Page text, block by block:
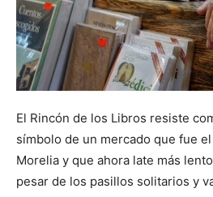
El Rincón de los Libros resiste
símbolo de un mercado que fue
Morelia y que ahora late más
pesar de los pasillos solitarios y